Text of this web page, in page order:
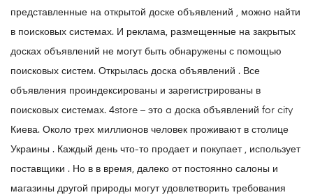
представленные на открытой доске объявлений , можно найти
в поисковых системах. И реклама, размещенные на закрытых
досках объявлений не могут быть обнаружены с помощью
поисковых систем. Открылась доска объявлений . Все
объявления проиндексированы и зарегистрированы в
поисковых системах. 4store – это a доска объявлений for city
Киева. Около трех миллионов человек проживают в столице
Украины . Каждый день что-то продает и покупает , использует
поставщики . Но в в время, далеко от постоянно салоны и
магазины другой природы могут удовлетворить требования